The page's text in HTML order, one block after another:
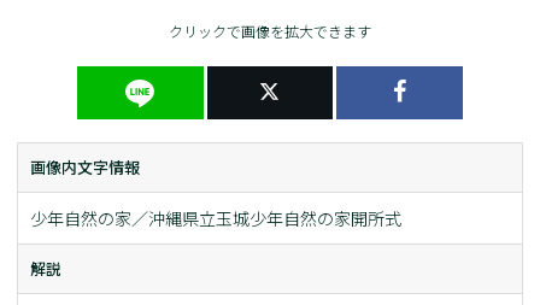
クリックで画像を拡大できます
画像内文字情報
少年自然の家／沖縄県立玉城少年自然の家開所式
解説